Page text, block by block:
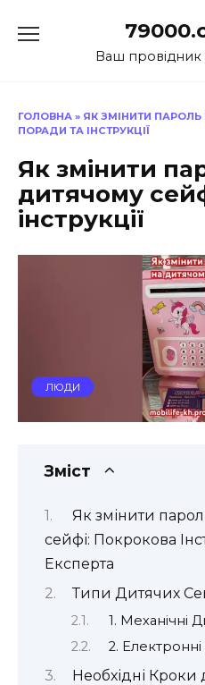
до
Ваш провідник
ГОЛОВНА » ЯК ЗМІНИТИ
ПОРАДИ ТА ІНСТРУКЦІЇ
Як змінити
дитячому
інструкції
ЛЮДИ
Зміст
Як змінити
сейфі: Покрокова
Експерта
Типи Дитячих
1. Механічні
2.
Необхідні